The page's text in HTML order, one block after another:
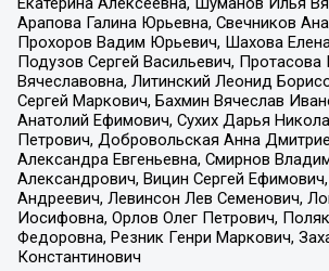
Арапова Галина Юрьевна, Свечников
Прохоров Вадим Юрьевич, Шахова
Подузов Сергей Васильевич, Протасова
Вячеславовна, Литинский Леонид
Сергей Маркович, Бахмин Вячеслав
Анатолий Ефимович, Сухих Дарья
Петрович, Добровольская Анна
Александра Евгеньевна, Смирнов
Александрович, Вицин Сергей
Андреевич, Левинсон Лев Семенович,
Иосифовна, Орлов Олег Петрович,
Федоровна, Резник Генри Маркович,
Константинович